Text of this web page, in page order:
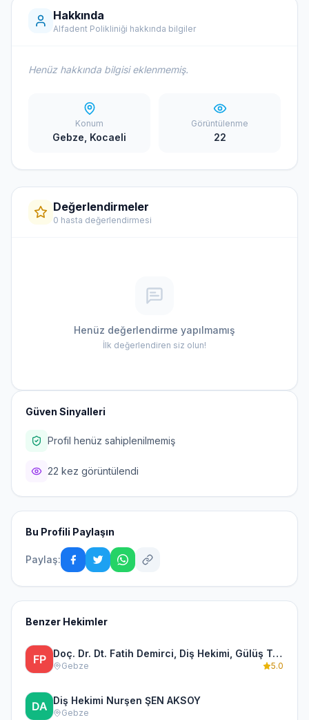
Hakkında
Alfadent Polikliniği hakkında bilgiler
Henüz hakkında bilgisi eklenmemiş.
Konum
Gebze, Kocaeli
Görüntülenme
22
Değerlendirmeler
0 hasta değerlendirmesi
Henüz değerlendirme yapılmamış
İlk değerlendiren siz olun!
Güven Sinyalleri
Profil henüz sahiplenilmemiş
22 kez görüntülendi
Bu Profili Paylaşın
Paylaş:
Benzer Hekimler
Doç. Dr. Dt. Fatih Demirci, Diş Hekimi, Gülüş Tasarımı, Çene Eklemi ve Protez
Gebze 5.0
Diş Hekimi Nurşen ŞEN AKSOY
Gebze